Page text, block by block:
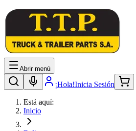
Abrir menú
¡Hola!Inicia Sesión
Está aquí:
Inicio